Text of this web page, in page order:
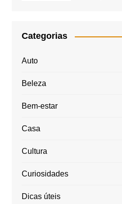
Categorias
Auto
Beleza
Bem-estar
Casa
Cultura
Curiosidades
Dicas úteis